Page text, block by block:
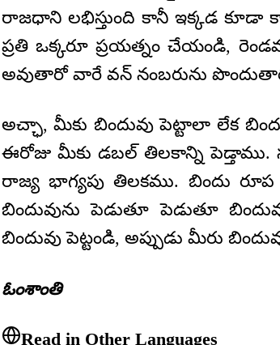
రాజధాని లభిస్తుంది కానీ ఇక్కడ కూడా
ప్రతి ఒక్కరూ ప్రయత్నం చేయండి,
అవుతారో వారే వన్ నంబరును
అచ్ఛా, మీకు బిందువు పెట్టాలా లేక
ఈరోజు మీకు డబల్ తిలకాన్ని
రాజ్య భాగ్యపు తిలకము. బిందు రూప
బిందువును పెడుతూ పెడుతూ
బిందువు పెట్టండి, అప్పుడు మీరు
ఓంశాంతి
Read in Other Languages